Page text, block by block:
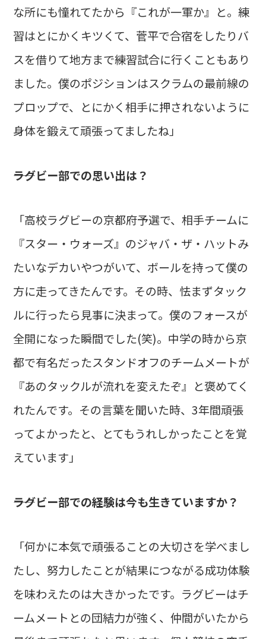
な所にも憧れてたから『これが一軍か』と。練
習はとにかくキツくて、菅平で合宿をしたりバ
スを借りて地方まで練習試合に行くこともあり
ました。僕のポジションはスクラムの最前線の
プロップで、とにかく相手に押されないように
身体を鍛えて頑張ってましたね」
――ラグビー部での思い出は？
「高校ラグビーの京都府予選で、相手チームに
『スター・ウォーズ』のジャバ・ザ・ハットみ
たいなデカいやつがいて、ボールを持って僕の
方に走ってきたんです。その時、怯まずタック
ルに行ったら見事に決まって。僕のフォースが
全開になった瞬間でした(笑)。中学の時から京
都で有名だったスタンドオフのチームメートが
『あのタックルが流れを変えたぞ』と褒めてく
れたんです。その言葉を聞いた時、3年間頑張
ってよかったと、とてもうれしかったことを覚
えています」
――ラグビー部での経験は今も生きていますか？
「何かに本気で頑張ることの大切さを学べまし
たし、努力したことが結果につながる成功体験
を味わえたのは大きかったです。ラグビーはチ
ームメートとの団結力が強く、仲間がいたから